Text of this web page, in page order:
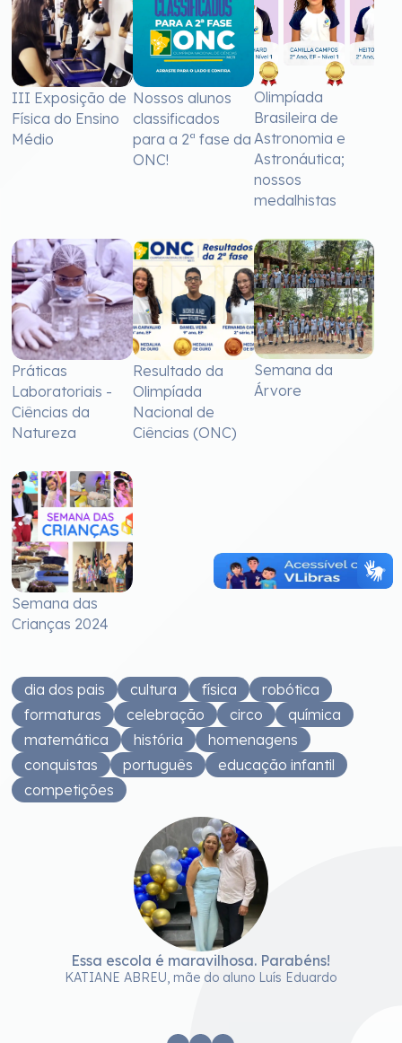
III Exposição de
Física do Ensino
Médio
Nossos alunos
classificados
para a 2ª fase da
ONC!
Olimpíada
Brasileira de
Astronomia e
Astronáutica;
nossos
medalhistas
Práticas
Laboratoriais -
Ciências da
Natureza
Resultado da
Olimpíada
Nacional de
Ciências (ONC)
Semana da
Árvore
Semana das
Crianças 2024
dia dos pais cultura física
robótica
formaturas
celebração circo
química
matemática
história
homenagens
conquistas
português
educação infantil
competições
Essa escola é maravilhosa. Parabéns!
KATIANE ABREU, mãe do aluno Luís Eduardo